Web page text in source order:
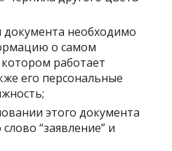
документа необходимо
о самом
работает
его персональные
этого документа
“заявление” и